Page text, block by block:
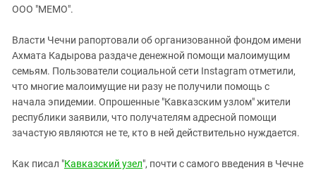
ИНАКОМЫСЛИЕ В ЧЕЧНЕ
ПРЕСЛЕДОВАНИЕ АКТИВИСТОВ
МОБИЛИЗАЦИЯ И ПРОТЕСТЫ
Дагестан
Кабардино-Балкария
Калмыкия
Карачаево-Черкесия
Краснодарский край
Российская Федерация
ООО "МЕМО".
Власти Чечни рапортовали об организованной фондом имени
Ахмата Кадырова раздаче денежной помощи малоимущим
семьям. Пользователи социальной сети Instagram отметили,
что многие малоимущие ни разу не получили помощь с
начала эпидемии. Опрошенные "Кавказским узлом" жители
республики заявили, что получателям адресной помощи
зачастую являются не те, кто в ней действительно нуждается.
Как писал "Кавказский узел", почти с самого введения в Чечне